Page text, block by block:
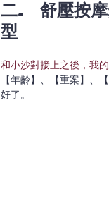
二.  舒壓按摩
型
和小沙對接上之後，我
【年齡】、【重案】、
好了。